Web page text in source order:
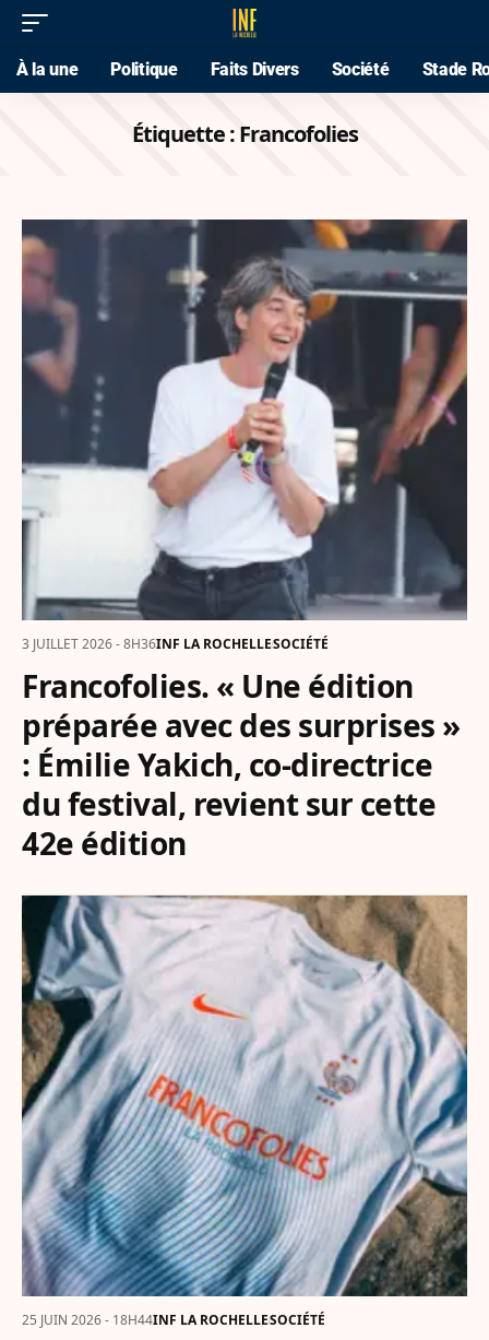
À la une Politique Faits Divers Société Stade
Étiquette :Francofolies
3 JUILLET 2026 - 8H36INF LA ROCHELLESOCIÉTÉ
Francofolies. « Une édition
préparée avec des surprises »
: Émilie Yakich, co-directrice
du festival, revient sur cette
42e édition
25 JUIN 2026 - 18H44INF LA ROCHELLESOCIÉTÉ